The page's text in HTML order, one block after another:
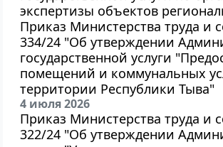
экспертизы объектов
Приказ Министерства труда и
334/24 "Об утверждении
государственной услуги
помещений и коммунальных
территории Республики Тыва"
4 июля 2026
Приказ Министерства труда и
322/24 "Об утверждении